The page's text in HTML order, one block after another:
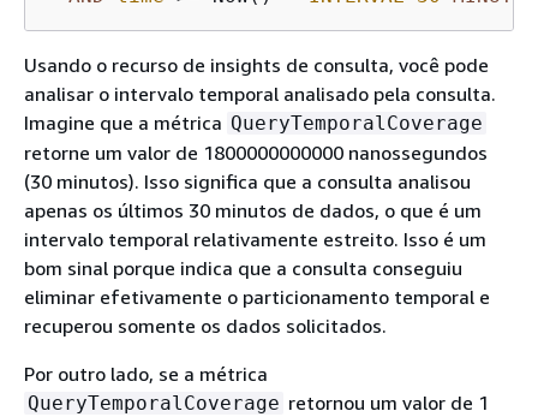
Usando o recurso de insights de consulta, você pode
analisar o intervalo temporal analisado pela consulta.
Imagine que a métrica QueryTemporalCoverage
retorne um valor de 1800000000000 nanossegundos
(30 minutos). Isso significa que a consulta analisou
apenas os últimos 30 minutos de dados, o que é um
intervalo temporal relativamente estreito. Isso é um
bom sinal porque indica que a consulta conseguiu
eliminar efetivamente o particionamento temporal e
recuperou somente os dados solicitados.
Por outro lado, se a métrica
QueryTemporalCoverage retornou um valor de 1